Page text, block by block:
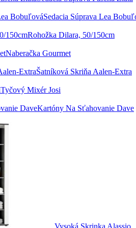
Sedacia Súprava Lea
Rohožka Dilara, 50/150cm
Naberačka Gourmet
Šatníková Skriňa Aalen-Extra
Tyčový Mixér Josi
Kartóny Na Sťahovanie Dave
Vysoká Skrinka Alassio